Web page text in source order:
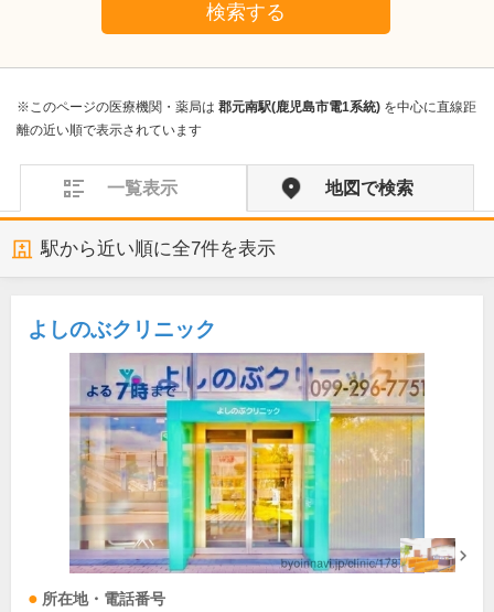
検索する
※このページの医療機関・薬局は 郡元南駅(鹿児島市電1系統) を中心に直線距
離の近い順で表示されています
一覧表示 地図で検索
駅から近い順に全7件を表示
よしのぶクリニック
所在地・電話番号